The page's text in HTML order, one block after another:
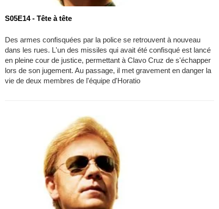
S05E14 - Tête à tête
Des armes confisquées par la police se retrouvent à nouveau
dans les rues. L'un des missiles qui avait été confisqué est lancé
en pleine cour de justice, permettant à Clavo Cruz de s'échapper
lors de son jugement. Au passage, il met gravement en danger la
vie de deux membres de l'équipe d'Horatio